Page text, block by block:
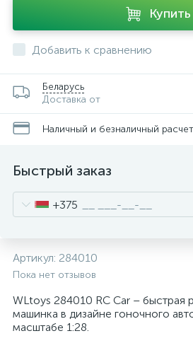
Купить
Добавить к сравнению
Беларусь
Доставка от
Наличный и безналичный
Быстрый заказ
+375
Артикул: 284010
Пока нет отзывов
WLtoys 284010 RC Car – быстрая
машинка в дизайне гоночного
масштабе 1:28.